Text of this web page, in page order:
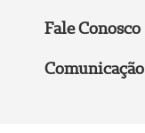
Fale Conosco
Comunicação